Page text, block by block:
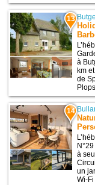
13
à
km
de
14
à
un
Wi-